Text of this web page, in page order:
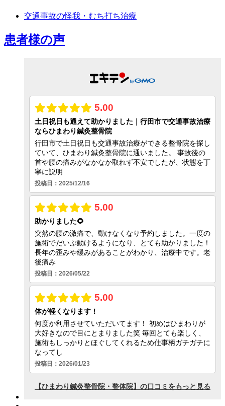
交通事故の怪我・むち打ち治療
患者様の声